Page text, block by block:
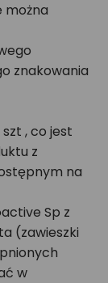
można
znakowania
, co jest
z
na
Sp z
(zawieszki
w